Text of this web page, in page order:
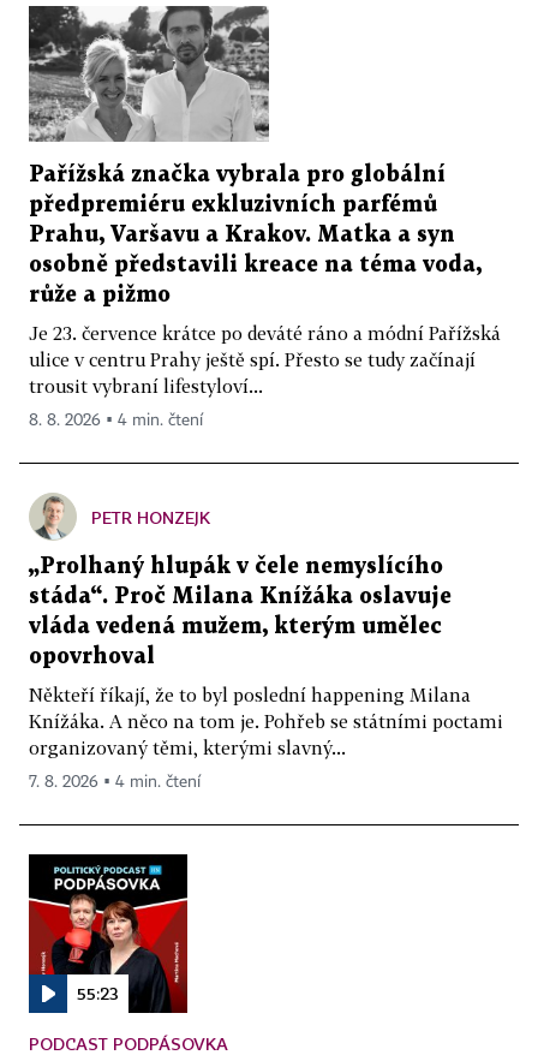
Pařížská značka vybrala pro globální
předpremiéru exkluzivních parfémů
Prahu, Varšavu a Krakov. Matka a syn
osobně představili kreace na téma voda,
růže a pižmo
Je 23. července krátce po deváté ráno a módní Pařížská
ulice v centru Prahy ještě spí. Přesto se tudy začínají
trousit vybraní lifestyloví...
8. 8. 2026 ▪ 4 min. čtení
PETR HONZEJK
„Prolhaný hlupák v čele nemyslícího
stáda“. Proč Milana Knížáka oslavuje
vláda vedená mužem, kterým umělec
opovrhoval
Někteří říkají, že to byl poslední happening Milana
Knížáka. A něco na tom je. Pohřeb se státními poctami
organizovaný těmi, kterými slavný...
7. 8. 2026 ▪ 4 min. čtení
55:23
PODCAST PODPÁSOVKA